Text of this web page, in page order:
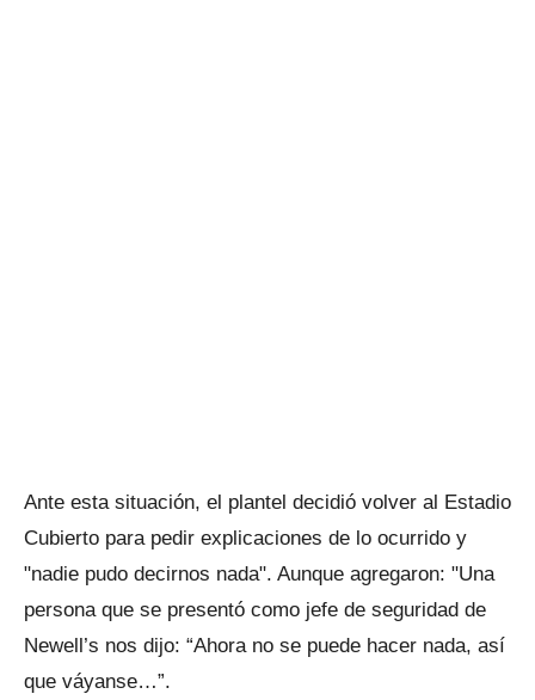
Ante esta situación, el plantel decidió volver al Estadio
Cubierto para pedir explicaciones de lo ocurrido y
"nadie pudo decirnos nada". Aunque agregaron: "Una
persona que se presentó como jefe de seguridad de
Newell’s nos dijo: “Ahora no se puede hacer nada, así
que váyanse…”.